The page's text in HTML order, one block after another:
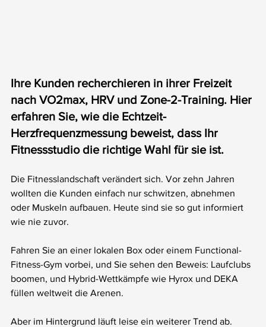
Ihre Kunden recherchieren in ihrer Freizeit
nach VO2max, HRV und Zone-2-Training. Hier
erfahren Sie, wie die Echtzeit-
Herzfrequenzmessung beweist, dass Ihr
Fitnessstudio die richtige Wahl für sie ist.
Die Fitnesslandschaft verändert sich. Vor zehn Jahren
wollten die Kunden einfach nur schwitzen, abnehmen
oder Muskeln aufbauen. Heute sind sie so gut informiert
wie nie zuvor.
Fahren Sie an einer lokalen Box oder einem Functional-
Fitness-Gym vorbei, und Sie sehen den Beweis: Laufclubs
boomen, und Hybrid-Wettkämpfe wie Hyrox und DEKA
füllen weltweit die Arenen.
Aber im Hintergrund läuft leise ein weiterer Trend ab.